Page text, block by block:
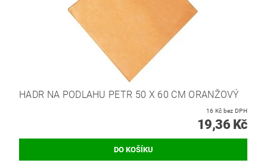
HADR NA PODLAHU PETR 50 X 60 CM ORANŽOVÝ
16 Kč bez DPH
19,36 Kč